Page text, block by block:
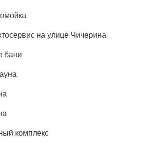
на улице Чичерина
бани
комплекс